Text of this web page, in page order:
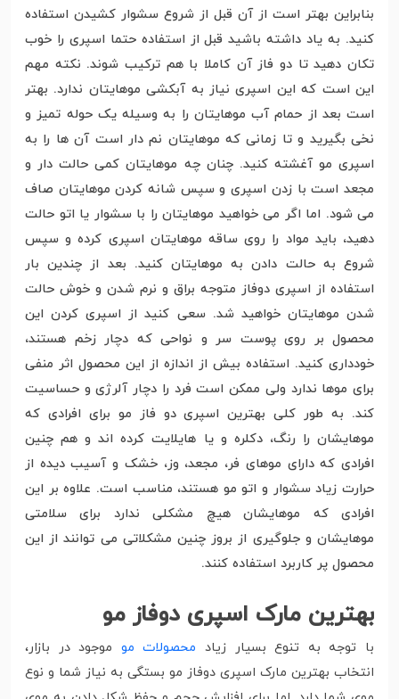
بنابراین بهتر است از آن قبل از شروع سشوار کشیدن استفاده
کنید. به یاد داشته باشید قبل از استفاده حتما اسپری را خوب
تکان دهید تا دو فاز آن کاملا با هم ترکیب شوند. نکته مهم
این است که این اسپری نیاز به آبکشی موهایتان ندارد. بهتر
است بعد از حمام آب موهایتان را به وسیله یک حوله تمیز و
نخی بگیرید و تا زمانی که موهایتان نم دار است آن ها را به
اسپری مو آغشته کنید. چنان چه موهایتان کمی حالت دار و
مجعد است با زدن اسپری و سپس شانه کردن موهایتان صاف
می شود. اما اگر می خواهید موهایتان را با سشوار یا اتو حالت
دهید، باید مواد را روی ساقه موهایتان اسپری کرده و سپس
شروع به حالت دادن به موهایتان کنید. بعد از چندین بار
استفاده از اسپری دوفاز متوجه براق و نرم شدن و خوش حالت
شدن موهایتان خواهید شد. سعی کنید از اسپری کردن این
محصول بر روی پوست سر و نواحی که دچار زخم هستند،
خودداری کنید. استفاده بیش از اندازه از این محصول اثر منفی
برای موها ندارد ولی ممکن است فرد را دچار آلرژی و حساسیت
کند. به طور کلی بهترین اسپری دو فاز مو برای افرادی که
موهایشان را رنگ، دکلره و یا هایلایت کرده اند و هم چنین
افرادی که دارای موهای فر، مجعد، وز، خشک و آسیب دیده از
حرارت زیاد سشوار و اتو مو هستند، مناسب است. علاوه بر این
افرادی که موهایشان هیچ مشکلی ندارد برای سلامتی
موهایشان و جلوگیری از بروز چنین مشکلاتی می توانند از این
محصول پر کاربرد استفاده کنند.
بهترین مارک اسپری دوفاز مو
با توجه به تنوع بسیار زیاد محصولات مو موجود در بازار،
انتخاب بهترین مارک اسپری دوفاز مو بستگی به نیاز شما و نوع